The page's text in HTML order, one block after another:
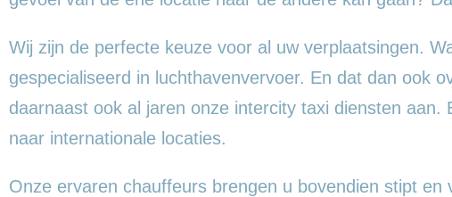
Wij zijn de perfecte keuze voor al uw verplaatsingen.
gespecialiseerd in luchthavenvervoer. En dat dan ook
daarnaast ook al jaren onze intercity taxi diensten
naar internationale locaties.
Onze ervaren chauffeurs brengen u bovendien stipt